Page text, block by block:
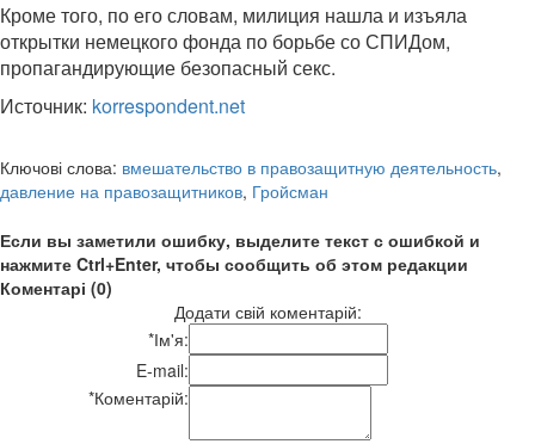
Кроме того, по его словам, милиция нашла и изъяла
открытки немецкого фонда по борьбе со СПИДом,
пропагандирующие безопасный секс.
Источник: korrespondent.net
Ключові слова: вмешательство в правозащитную деятельность,
давление на правозащитников, Гройсман
Если вы заметили ошибку, выделите текст с ошибкой и
нажмите Ctrl+Enter, чтобы сообщить об этом редакции
Коментарі (0)
Додати свій коментарій:
*Ім'я:
E-mail:
*Коментарій: